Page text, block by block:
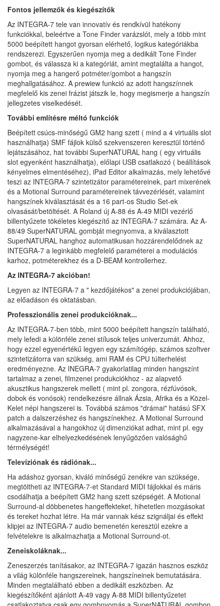
Fontos jellemzők és kiegészítők
Az INTEGRA-7 tele van innovatív és rendkívül hatékony
funkciókkal, beleértve a Tone Finder varázslót, mely a több mint
5000 beépített hangot gyorsan elérhető, logikus kategóriákba
rendszerezi. Egyszerűen nyomja meg a dedikált Tone Finder
gombot, és válassza ki a kategóriát, amint megtalálta a hangot,
nyomja meg a hangerő potméter/gombot a hangszín
meghallgatásához. A prewiew funkció az adott hangszínnek
megfelelő kis zenei frázist játszik le, hogy megismerje a hangszín
jellegzetes viselkedését.
További említésre méltó funkciók
Beépített csúcs-minőségű GM2 hang szett ( mind a 4 virtuális slot
használhatja) SMF fájlok külső szekvenszeren keresztül történő
lejátszásához, hat további SuperNATURAL hang ( egy virtuális
slot egyenként használhatja), előlapi USB csatlakozó ( beállítások
kényelmes elmentéséhez), iPad Editor alkalmazás, mely lehetővé
teszi az INTEGRA-7 szintetizátor paramétereinek, part mixerének
és a Motional Surround paramétereinek távvezérlését, valamint
hangszínek kiválasztását és a 16 part-os Studio Set-ek
olvasását/betöltését. A Roland új A-88 és A-49 MIDI vezérlő
billentyűzete tökéletes kiegészítő az INTEGRA-7 számára. Az A-
88/49 SuperNATURAL gombját megnyomva, a kiválasztott
SuperNATURAL hanghoz automatikusan hozzárendelődnek az
INTEGRA-7 a leginkább megfelelő paraméterei a modulációs
karhoz, potméterekhez és a D-BEAM kontrollerhez.
Az INTEGRA-7 akcióban!
Legyen az INTEGRA-7 a " kezdőjátékos" a zenei produkciójában,
az előadáson és oktatásban.
Professzionális zenei produkcióknak...
Az INTEGRA-7-ben több, mint 5000 beépített hangszín található,
mely lefedi a különféle zenei stílusok teljes univerzumát. Ahhoz,
hogy ezzel egyenértékű legyen egy számítógép, számos szoftver
szintetizátorra van szükség, ami RAM és CPU túlterhelést
eredményezne. Az INEGRA-7 gyakorlatilag minden hangszínt
tartalmaz a zenei, filmzenei produkciókhoz - az alapvető
akusztikus hangszerek mellett ( mint pl. zongora, rézfúvósok,
dobok és vonósok) rendelkezésre állnak Ázsia, Afrika és a Közel-
Kelet népi hangszerei is. Továbbá számos "drámai" hatású SFX
patch a dalszerzéshez és hangszínekhez. A Motional Surround
alkalmazásával a hangokhoz új dimenziókat adhat, mint pl. egy
nagyzene-kar elhelyezkedésének lenyűgözően valósághű
térmélységét!
Televíziónak és rádiónak...
Ha adáshoz gyorsan, kiváló minőségű zenékre van szüksége,
megtöltheti az INTEGRA-7-et Standard MIDI fájlokkal és máris
csodálhatja a beépített GM2 hang szett szépségét. A Motional
Surround-al döbbenetes hangeffekteket, hihetetlen mozgásokat
és tereket hozhat létre. Ha már vannak kész szignáljai és effekt
klipjei az INTEGRA-7 audio bemenetén keresztül ezekre a
felvételekre is alkalmazhatja a Motional Surround-ot.
Zeneiskoláknak...
Zeneszerzés tanításakor, az INTEGRA-7 igazán hasznos eszköz
a világ különféle hangszereinek, hangszíneinek bemutatására.
Minden megtalálható ebben a dedikált eszközben. Az
kiegészítőként ajánlott A-49 vagy A-88 MIDI billentyűzetet